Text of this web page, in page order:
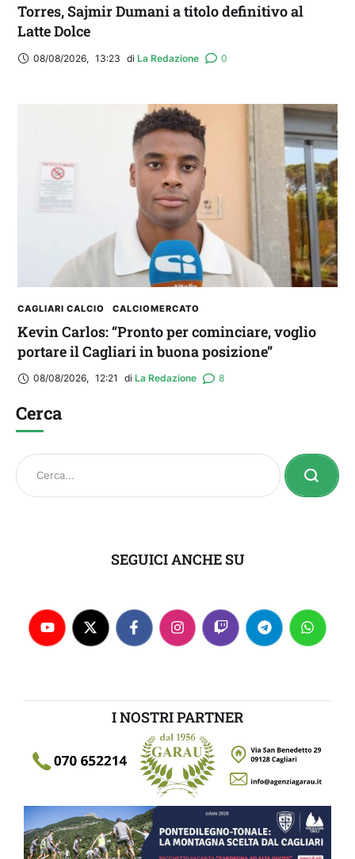
Torres, Sajmir Dumani a titolo definitivo al
Latte Dolce
08/08/2026, 13:23 di La Redazione 0
CAGLIARI CALCIO CALCIOMERCATO
Kevin Carlos: “Pronto per cominciare, voglio
portare il Cagliari in buona posizione”
08/08/2026, 12:21 di La Redazione 8
Cerca
SEGUICI ANCHE SU
I NOSTRI PARTNER